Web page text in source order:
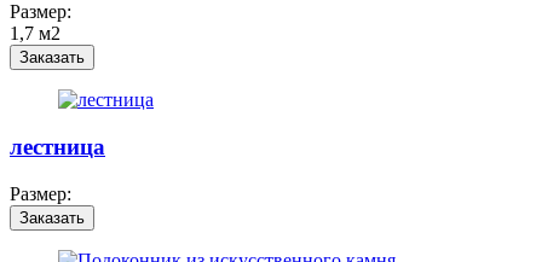
Размер:
1,7 м2
Заказать
лестница
Размер:
Заказать